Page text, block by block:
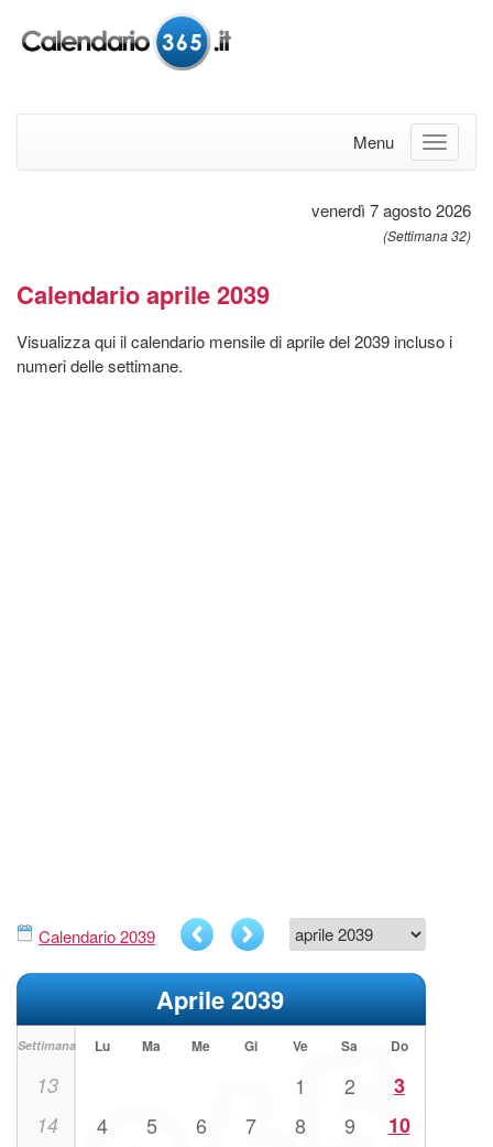
Menu
venerdì 7 agosto 2026
(Settimana 32)
Calendario aprile 2039
Visualizza qui il calendario mensile di aprile del 2039 incluso i
numeri delle settimane.
Calendario 2039
Aprile 2039
Settimana Lu Ma Me Gi Ve Sa Do
13 1 2 3
14 4 5 6 7 8 9 10